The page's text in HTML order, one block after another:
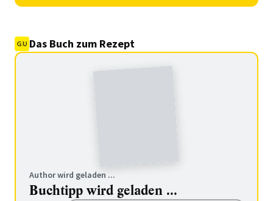
Das Buch zum Rezept
Author wird geladen ...
Buchtipp wird geladen ...